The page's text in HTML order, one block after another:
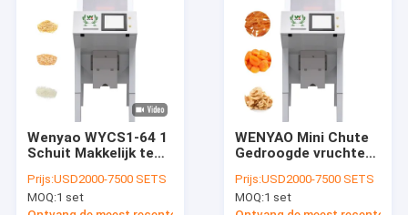
Wenyao WYCS1-64 1
Schuit Makkelijk te
sorteermachine voor
gedroogde groenten
Prijs:USD2000-7500 SETS
MOQ:1 set
WENYAO Mini Chute
Gedroogde vruchten
sorteermachine
Gedroogde abrikozen
Prijs:USD2000-7500 SETS
MOQ:1 set